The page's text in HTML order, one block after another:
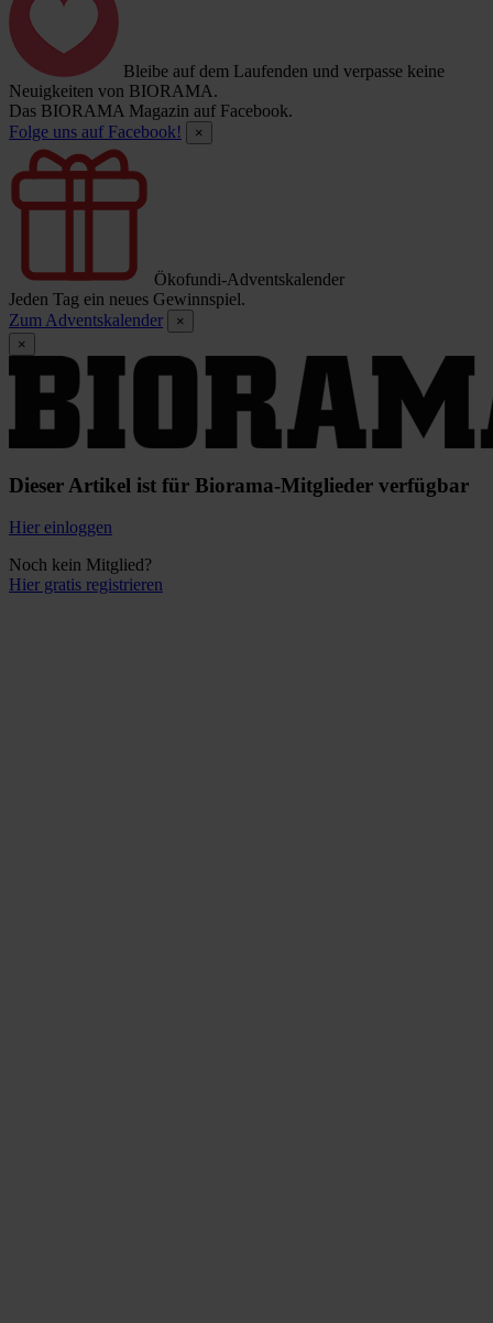
Bleibe auf dem Laufenden und verpasse keine
Neuigkeiten von BIORAMA.
Das BIORAMA Magazin auf Facebook.
Folge uns auf Facebook!
×
Ökofundi-Adventskalender
Jeden Tag ein neues Gewinnspiel.
Zum Adventskalender
×
×
Dieser Artikel ist für Biorama-Mitglieder verfügbar
Hier einloggen
Noch kein Mitglied?
Hier gratis registrieren